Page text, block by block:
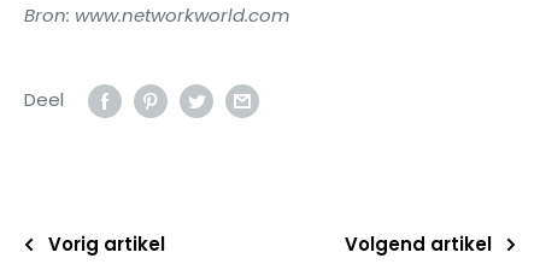
Bron: www.networkworld.com
Deel
Vorig artikel Volgend artikel